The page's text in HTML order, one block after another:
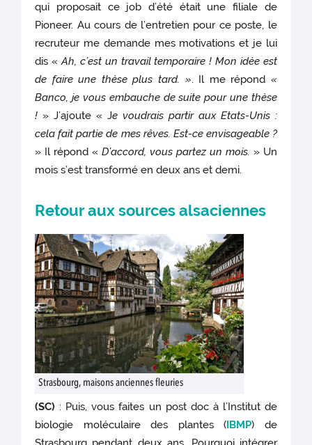
qui proposait ce job d’été était une filiale de
Pioneer. Au cours de l’entretien pour ce poste, le
recruteur me demande mes motivations et je lui
dis «Ah, c’est un travail temporaire ! Mon idée est
de faire une thèse plus tard. ». Il me répond «
Banco, je vous embauche de suite pour une thèse
! » J’ajoute « Je voudrais partir aux Etats-Unis :
cela fait partie de mes rêves. Est-ce envisageable ?
» Il répond «D’accord, vous partez un mois. » Un
mois s’est transformé en deux ans et demi.
Retour aux sources alsaciennes
Strasbourg, maisons anciennes fleuries
(SC) : Puis, vous faites un post doc à l’Institut de
biologie moléculaire des plantes (IBMP) de